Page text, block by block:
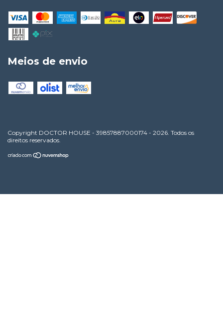
Meios de envio
Copyright DOCTOR HOUSE - 39857887000174 - 2026. Todos os
direitos reservados.